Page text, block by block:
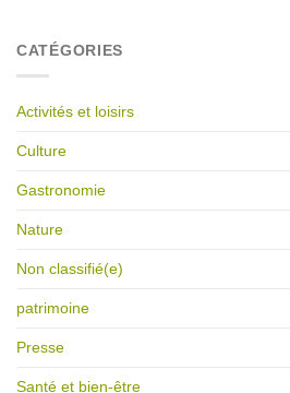
CATÉGORIES
Activités et loisirs
Culture
Gastronomie
Nature
Non classifié(e)
patrimoine
Presse
Santé et bien-être